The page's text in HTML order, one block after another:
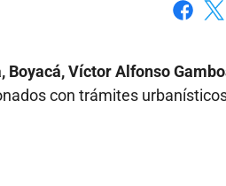
Boyacá, Víctor Alfonso
con trámites